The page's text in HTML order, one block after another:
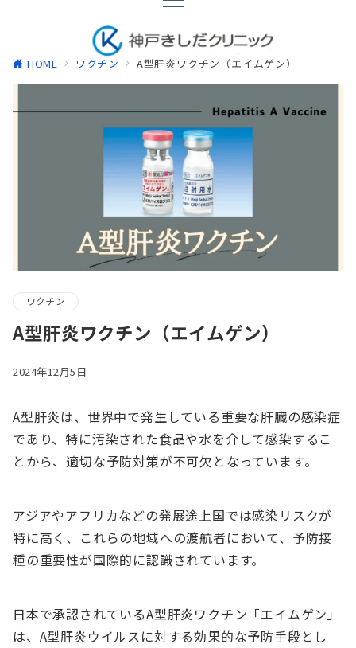
HOME ワクチン A型肝炎ワクチン（エイムゲン）
ワクチン
A型肝炎ワクチン（エイムゲン）
2024年12月5日
A型肝炎は、世界中で発生している重要な肝臓の感染症
であり、特に汚染された食品や水を介して感染するこ
とから、適切な予防対策が不可欠となっています。
アジアやアフリカなどの発展途上国では感染リスクが
特に高く、これらの地域への渡航者において、予防接
種の重要性が国際的に認識されています。
日本で承認されているA型肝炎ワクチン「エイムゲン」
は、A型肝炎ウイルスに対する効果的な予防手段とし